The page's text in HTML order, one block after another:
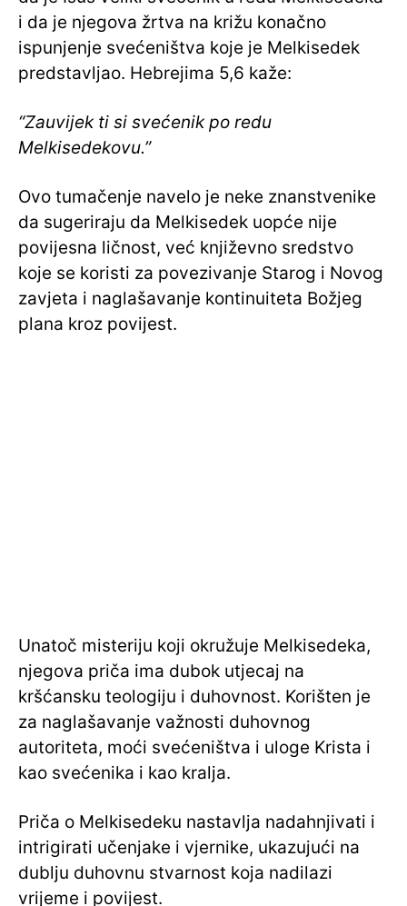
i da je njegova žrtva na križu konačno
ispunjenje svećeništva koje je Melkisedek
predstavljao. Hebrejima 5,6 kaže:
“Zauvijek ti si svećenik po redu
Melkisedekovu.”
Ovo tumačenje navelo je neke znanstvenike
da sugeriraju da Melkisedek uopće nije
povijesna ličnost, već književno sredstvo
koje se koristi za povezivanje Starog i Novog
zavjeta i naglašavanje kontinuiteta Božjeg
plana kroz povijest.
Unatoč misteriju koji okružuje Melkisedeka,
njegova priča ima dubok utjecaj na
kršćansku teologiju i duhovnost. Korišten je
za naglašavanje važnosti duhovnog
autoriteta, moći svećeništva i uloge Krista i
kao svećenika i kao kralja.
Priča o Melkisedeku nastavlja nadahnjivati i
intrigirati učenjake i vjernike, ukazujući na
dublju duhovnu stvarnost koja nadilazi
vrijeme i povijest.